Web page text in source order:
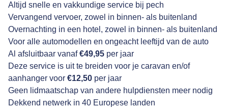
Altijd snelle en vakkundige service bij pech
Vervangend vervoer, zowel in binnen- als buitenland
Overnachting in een hotel, zowel in binnen- als buitenland
Voor alle automodellen en ongeacht leeftijd van de auto
Al afsluitbaar vanaf€49,95 per jaar
Deze service is uit te breiden voor je caravan en/of
aanhanger voor €12,50 per jaar
Geen lidmaatschap van andere hulpdiensten meer nodig
Dekkend netwerk in 40 Europese landen